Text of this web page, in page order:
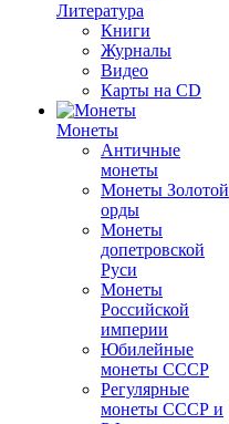
Литература
Книги
Журналы
Видео
Карты на CD
Монеты
Античные
монеты
Монеты Золотой
орды
Монеты
допетровской
Руси
Монеты
Российской
империи
Юбилейные
монеты СССР
Регулярные
монеты СССР и